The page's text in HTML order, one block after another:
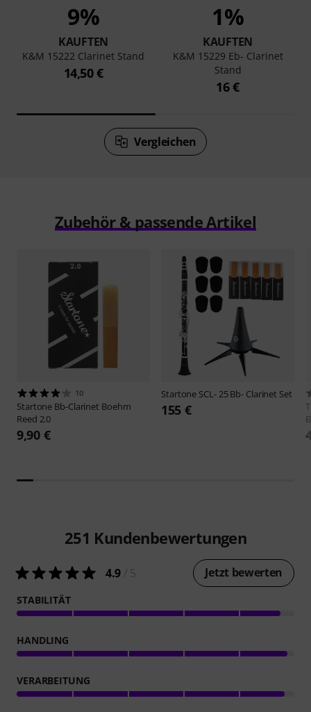
9%
KAUFTEN
K&M 15222 Clarinet Stand
14,50 €
1%
KAUFTEN
K&M 15229 Eb- Clarinet
Stand
16 €
Vergleichen
Zubehör & passende Artikel
10
Startone Bb-Clarinet Boehm
Reed 2.0
9,90 €
Startone SCL- 25 Bb- Clarinet Set
155 €
251 Kundenbewertungen
4.9 Jetzt bewerten
STABILITÄT
HANDLING
VERARBEITUNG